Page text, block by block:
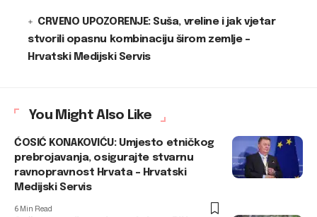
CRVENO UPOZORENJE: Suša, vreline i jak vjetar
stvorili opasnu kombinaciju širom zemlje –
Hrvatski Medijski Servis
You Might Also Like
ĆOSIĆ KONAKOVIĆU: Umjesto etničkog
prebrojavanja, osigurajte stvarnu
ravnopravnost Hrvata – Hrvatski
Medijski Servis
6 Min Read